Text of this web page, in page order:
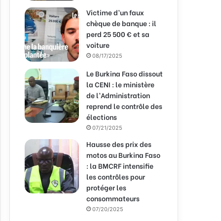
Victime d’un faux
chèque de banque : il
perd 25 500 € et sa
voiture
08/17/2025
Le Burkina Faso dissout
la CENI : le ministère
de l’Administration
reprend le contrôle des
élections
07/21/2025
Hausse des prix des
motos au Burkina Faso
: la BMCRF intensifie
les contrôles pour
protéger les
consommateurs
07/20/2025